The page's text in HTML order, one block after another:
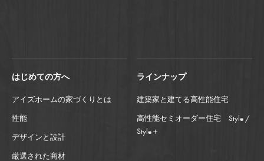
はじめての方へ
アイズホームの家づくりとは
性能
デザインと設計
厳選された商材
ラインナップ
建築家と建てる高性能住宅
高性能セミオーダー住宅 Style /
Style＋